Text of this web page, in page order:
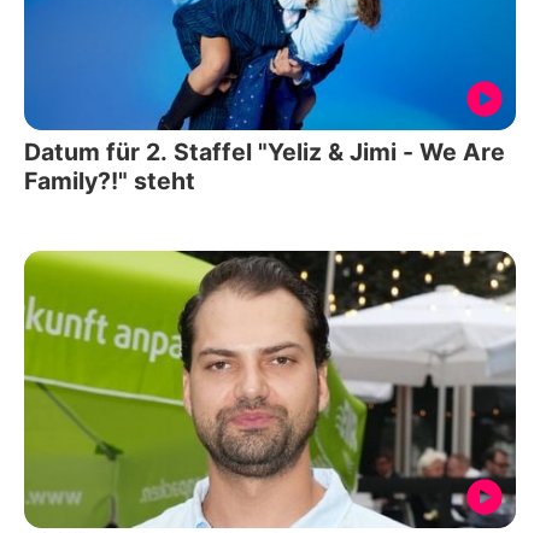
Datum für 2. Staffel "Yeliz & Jimi - We Are
Family?!" steht